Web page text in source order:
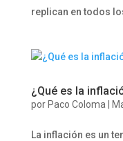
replican en todos
¿Qué es la
por Paco Coloma
La inflación es un